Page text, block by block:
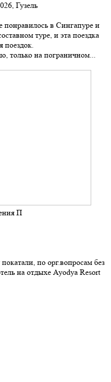
Гузель
понравилось в Сингапуре и
туре, и эта поездка
поездок.
только на пограничном...
П
по орг.вопросам без
на отдыхе Ayodya Resort